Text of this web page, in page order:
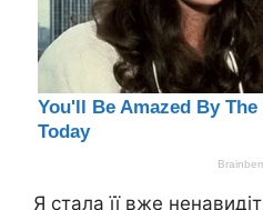
Я стала її вже